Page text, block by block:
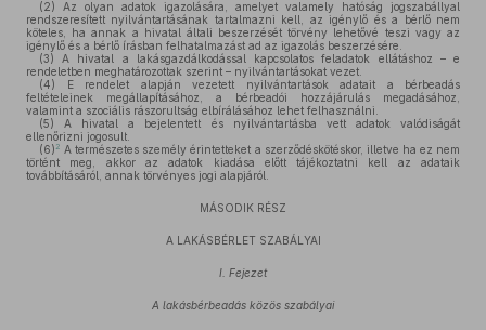
(2) Az olyan adatok igazolására, amelyet valamely hatóság jogszabállyal
rendszeresített nyilvántartásának tartalmazni kell, az igénylő és a bérlő nem
köteles, ha annak a hivatal általi beszerzését törvény lehetővé teszi vagy az
igénylő és a bérlő írásban felhatalmazást ad az igazolás beszerzésére.
(3) A hivatal a lakásgazdálkodással kapcsolatos feladatok ellátáshoz – e
rendeletben meghatározottak szerint – nyilvántartásokat vezet.
(4) E rendelet alapján vezetett nyilvántartások adatait a bérbeadás
feltételeinek megállapításához, a bérbeadói hozzájárulás megadásához,
valamint a szociális rászorultság elbírálásához lehet felhasználni.
(5) A hivatal a bejelentett és nyilvántartásba vett adatok valódiságát
ellenőrizni jogosult.
(6) 2 A természetes személy érintetteket a szerződéskötéskor, illetve ha ez nem
történt meg, akkor az adatok kiadása előtt tájékoztatni kell az adataik
továbbításáról, annak törvényes jogi alapjáról.
MÁSODIK RÉSZ
A LAKÁSBÉRLET SZABÁLYAI
I. Fejezet
A lakásbérbeadás közös szabályai